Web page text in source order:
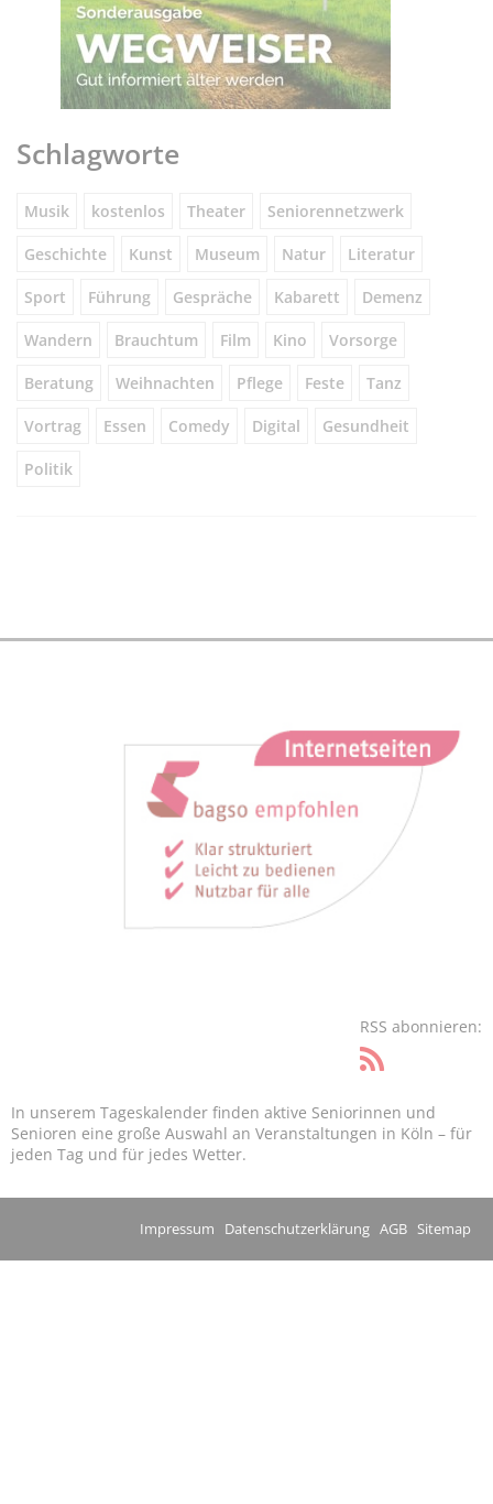
Schlagworte
Musik kostenlos Theater Seniorennetzwerk
Geschichte Kunst Museum Natur Literatur
Sport Führung Gespräche Kabarett Demenz
Wandern Brauchtum Film Kino Vorsorge
Beratung Weihnachten Pflege Feste Tanz
Vortrag Essen Comedy Digital Gesundheit
Politik
RSS abonnieren:
In unserem Tageskalender finden aktive Seniorinnen und
Senioren eine große Auswahl an Veranstaltungen in Köln – für
jeden Tag und für jedes Wetter.
Impressum Datenschutzerklärung AGB Sitemap